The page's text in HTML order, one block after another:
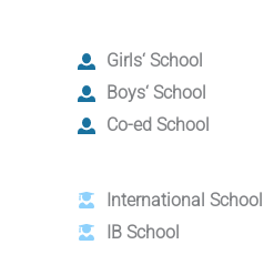
Girls‘ School
Boys‘ School
Co-ed School
International School
IB School